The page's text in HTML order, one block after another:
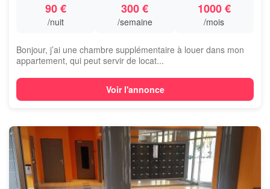
90 €
/nuit
300 €
/semaine
1000 €
/mois
Bonjour, j’ai une chambre supplémentaire à louer dans mon
appartement, qui peut servir de locat...
Voir l'annonce